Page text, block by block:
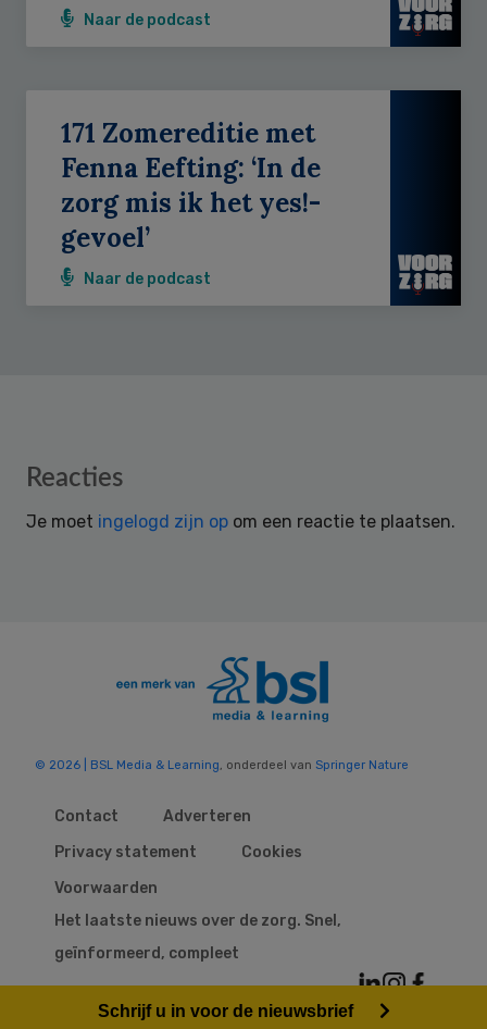
Naar de podcast
171 Zomereditie met
Fenna Eefting: ‘In de
zorg mis ik het yes!-
gevoel’
Naar de podcast
Reader
Reacties
Je moet ingelogd zijn op om een reactie te plaatsen.
© 2026 | BSL Media & Learning, onderdeel van Springer Nature
Contact
Adverteren
Privacy statement
Cookies
Voorwaarden
Het laatste nieuws over de zorg. Snel,
geïnformeerd, compleet
Schrijf u in voor de nieuwsbrief